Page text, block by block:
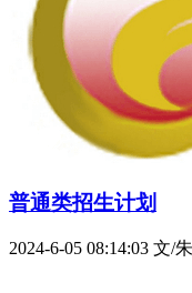
普通类招生计划
2024-6-05 08:14:03 文/